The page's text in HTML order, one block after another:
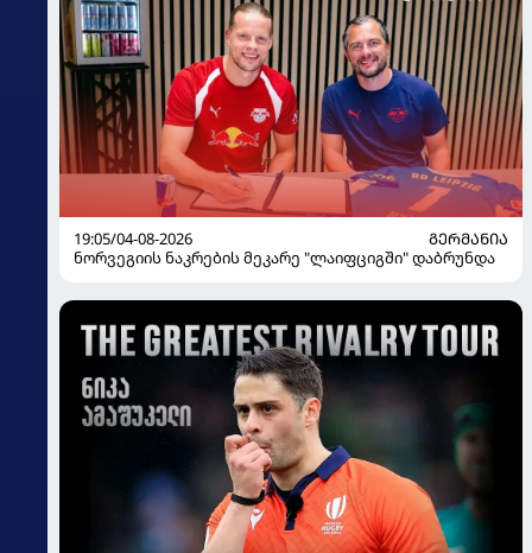
19:05/04-08-2026
ᲒᲔᲠᲛᲐᲜᲘᲐ
ნორვეგიის ნაკრების მეკარე "ლაიფციგში" დაბრუნდა